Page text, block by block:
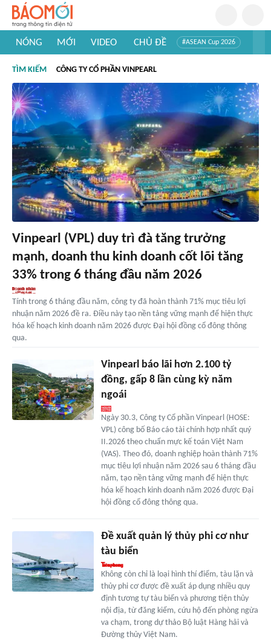
NÓNG MỚI VIDEO CHỦ ĐỀ #ASEAN Cup 2026
#Khám phá thế giới
TÌM KIẾM CÔNG TY CỔ PHẦN VINPEARL
Vinpearl (VPL) duy trì đà tăng trưởng
mạnh, doanh thu kinh doanh cốt lõi tăng
33% trong 6 tháng đầu năm 2026
Tính trong 6 tháng đầu năm, công ty đã hoàn thành 71% mục tiêu lợi
nhuận năm 2026 đề ra. Điều này tạo nền tảng vững mạnh để hiện thực
hóa kế hoạch kinh doanh năm 2026 được Đại hội đồng cổ đông thông
qua.
Vinpearl báo lãi hơn 2.100 tỷ
đồng, gấp 8 lần cùng kỳ năm
ngoái
Ngày 30.3, Công ty Cổ phần Vinpearl (HOSE:
VPL) công bố Báo cáo tài chính hợp nhất quý
II.2026 theo chuẩn mực kế toán Việt Nam
(VAS). Theo đó, doanh nghiệp hoàn thành 71%
mục tiêu lợi nhuận năm 2026 sau 6 tháng đầu
năm, tạo nền tảng vững mạnh để hiện thực
hóa kế hoạch kinh doanh năm 2026 được Đại
hội đồng cổ đông thông qua.
Đề xuất quản lý thủy phi cơ như
tàu biển
Không còn chỉ là loại hình thí điểm, tàu lặn và
thủy phi cơ được đề xuất áp dụng nhiều quy
định tương tự tàu biển và phương tiện thủy
nội địa, từ đăng kiểm, cứu hộ đến phòng ngừa
va chạm, trong dự thảo Bộ luật Hàng hải và
Đường thủy Việt Nam.